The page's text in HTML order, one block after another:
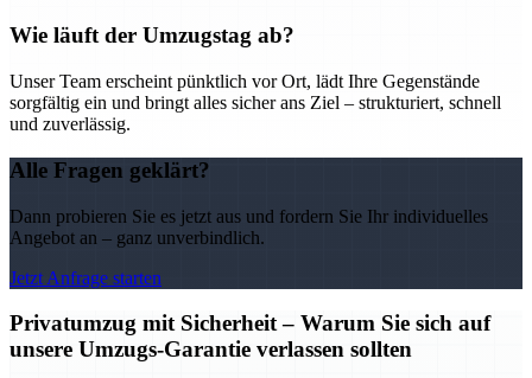
Wie läuft der Umzugstag ab?
Unser Team erscheint pünktlich vor Ort, lädt Ihre Gegenstände
sorgfältig ein und bringt alles sicher ans Ziel – strukturiert, schnell
und zuverlässig.
Alle Fragen geklärt?
Dann probieren Sie es jetzt aus und fordern Sie Ihr individuelles
Angebot an – ganz unverbindlich.
Jetzt Anfrage starten
Privatumzug mit Sicherheit – Warum Sie sich auf
unsere Umzugs-Garantie verlassen sollten